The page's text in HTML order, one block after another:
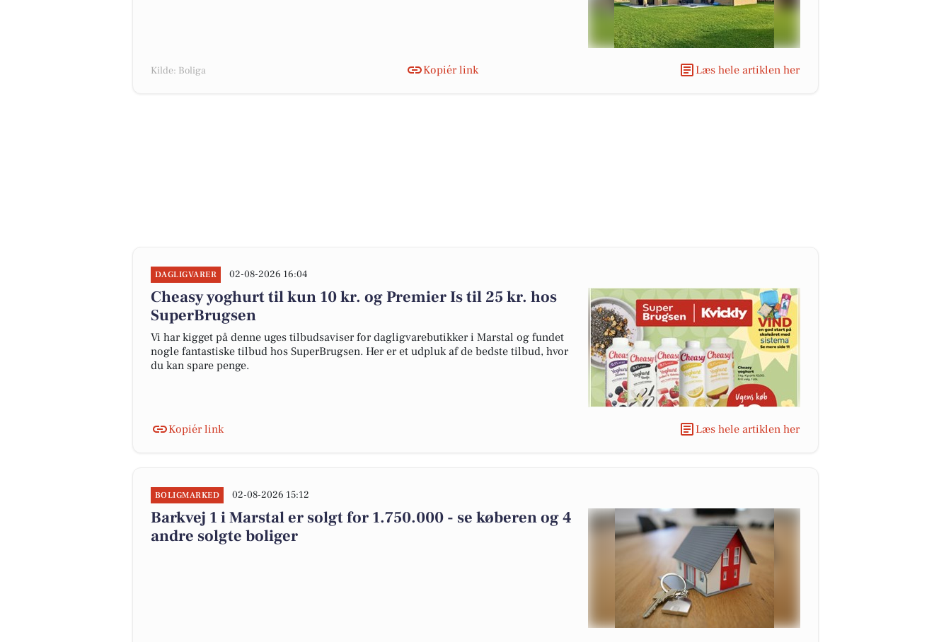
Kilde: Boliga Kopiér link Læs hele artiklen her
DAGLIGVARER 02-08-2026 16:04
Cheasy yoghurt til kun 10 kr. og Premier Is til 25 kr. hos
SuperBrugsen
Vi har kigget på denne uges tilbudsaviser for dagligvarebutikker i Marstal og fundet
nogle fantastiske tilbud hos SuperBrugsen. Her er et udpluk af de bedste tilbud, hvor
du kan spare penge.
Kopiér link Læs hele artiklen her
BOLIGMARKED 02-08-2026 15:12
Barkvej 1 i Marstal er solgt for 1.750.000 - se køberen og 4
andre solgte boliger